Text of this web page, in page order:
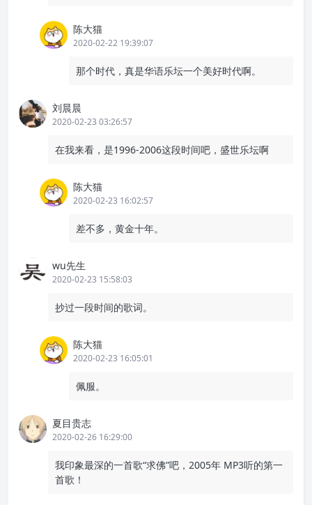
陈大猫
2020-02-22 19:39:07
那个时代，真是华语乐坛一个美好时代啊。
刘晨晨
2020-02-23 03:26:57
在我来看，是1996-2006这段时间吧，盛世乐坛啊
陈大猫
2020-02-23 16:02:57
差不多，黄金十年。
wu先生
2020-02-23 15:58:03
抄过一段时间的歌词。
陈大猫
2020-02-23 16:05:01
佩服。
夏目贵志
2020-02-26 16:29:00
我印象最深的一首歌“求佛”吧，2005年 MP3听的第一
首歌！